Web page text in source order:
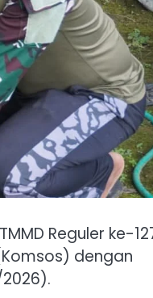
Reguler ke-
dengan